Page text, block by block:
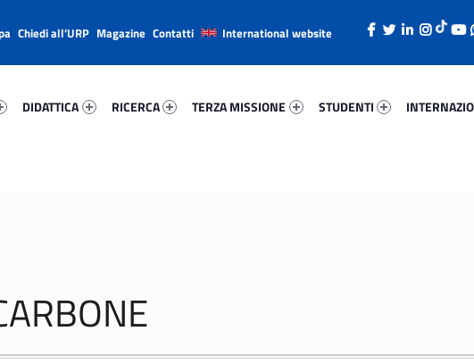
DIDATTICA
RICERCA
TERZA MISSIONE
STUDENTI
Chiedi all’URP Magazine Contatti International website